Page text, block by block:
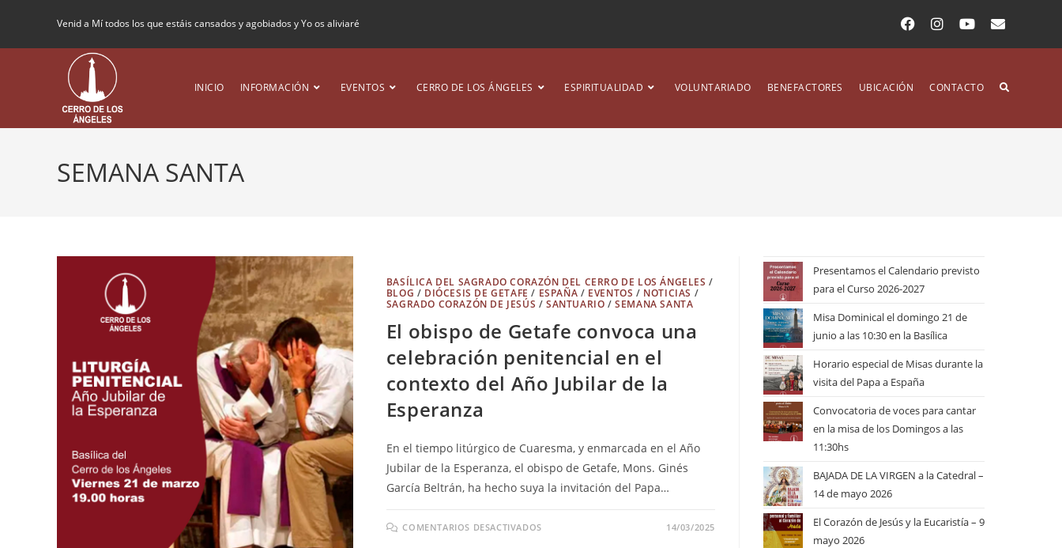
Venid a Mí todos los que estáis cansados y agobiados y Yo os aliviaré
INICIO INFORMACIÓN EVENTOS CERRO DE LOS ÁNGELES ESPIRITUALIDAD VOLUNTARIADO BENEFACTORES UBICACIÓN CONTACTO
SEMANA SANTA
BASÍLICA DEL SAGRADO CORAZÓN DEL CERRO DE LOS ÁNGELES /
BLOG / DIÓCESIS DE GETAFE / ESPAÑA / EVENTOS / NOTICIAS /
SAGRADO CORAZÓN DE JESÚS /SANTUARIO /SEMANA SANTA
El obispo de Getafe convoca una
celebración penitencial en el
contexto del Año Jubilar de la
Esperanza
En el tiempo litúrgico de Cuaresma, y enmarcada en el Año
Jubilar de la Esperanza, el obispo de Getafe, Mons. Ginés
García Beltrán, ha hecho suya la invitación del Papa…
COMENTARIOS DESACTIVADOS 14/03/2025
Presentamos el Calendario previsto
para el Curso 2026-2027
Misa Dominical el domingo 21 de
junio a las 10:30 en la Basílica
Horario especial de Misas durante la
visita del Papa a España
Convocatoria de voces para cantar
en la misa de los Domingos a las
11:30hs
BAJADA DE LA VIRGEN a la Catedral –
14 de mayo 2026
El Corazón de Jesús y la Eucaristía – 9
mayo 2026